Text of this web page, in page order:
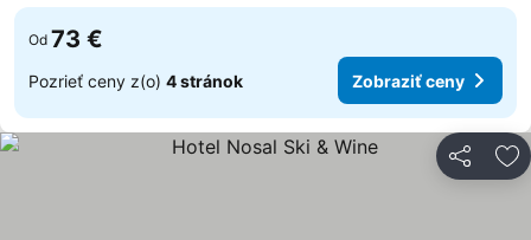
Od 73 €
Pozrieť ceny z(o) 4 stránok Zobraziť ceny
Zdieľať